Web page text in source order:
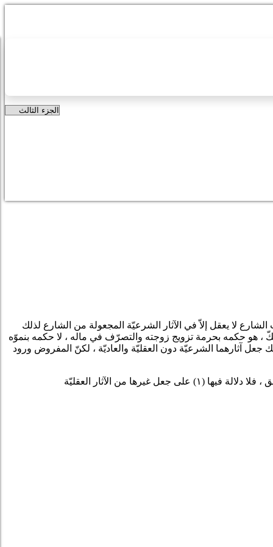
لا يعقل إلاّ في الآثار الشرعيّة المجعولة من الشارع لذلك
، هو حكمه بحرمة تزويج زوجته والتصرّف في ماله ، لا حكمه بنموّه
جعل آثارهما الشرعيّة دون العقليّة والعاديّة ، لكنّ المفروض ورود
فلا دلالة فيها (١) على جعل غيرها من الآثار العقليّة